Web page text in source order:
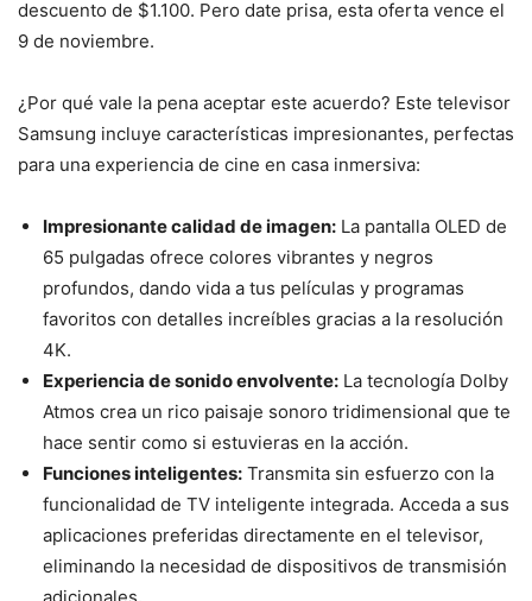
descuento de $1.100. Pero date prisa, esta oferta vence el
9 de noviembre.
¿Por qué vale la pena aceptar este acuerdo? Este televisor
Samsung incluye características impresionantes, perfectas
para una experiencia de cine en casa inmersiva:
Impresionante calidad de imagen: La pantalla OLED de
65 pulgadas ofrece colores vibrantes y negros
profundos, dando vida a tus películas y programas
favoritos con detalles increíbles gracias a la resolución
4K.
Experiencia de sonido envolvente: La tecnología Dolby
Atmos crea un rico paisaje sonoro tridimensional que te
hace sentir como si estuvieras en la acción.
Funciones inteligentes: Transmita sin esfuerzo con la
funcionalidad de TV inteligente integrada. Acceda a sus
aplicaciones preferidas directamente en el televisor,
eliminando la necesidad de dispositivos de transmisión